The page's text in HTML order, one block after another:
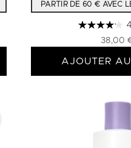
PARTIR DE 60 € AVEC
38,00
AJOUTER